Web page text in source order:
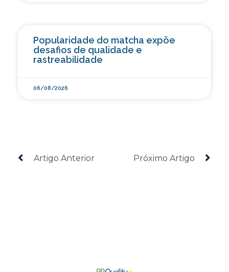
Popularidade do matcha expõe
desafios de qualidade e
rastreabilidade
06/08/2026
Artigo Anterior Próximo Artigo